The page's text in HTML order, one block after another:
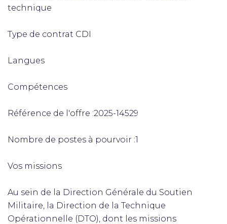
technique
Type de contrat CDI
Langues
Compétences
Référence de l'offre :2025-14529
Nombre de postes à pourvoir :1
Vos missions
Au sein de la Direction Générale du Soutien
Militaire, la Direction de la Technique
Opérationnelle (DTO), dont les missions